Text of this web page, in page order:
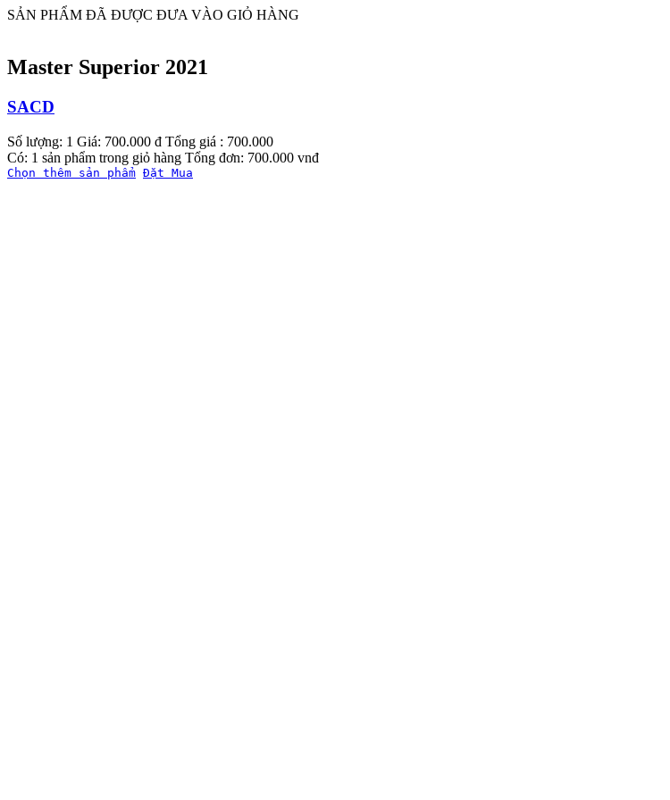
SẢN PHẨM ĐÃ ĐƯỢC ĐƯA VÀO GIỎ HÀNG
Master Superior 2021
SACD
Số lượng: 1 Giá: 700.000 đ Tổng giá : 700.000
Có: 1 sản phẩm trong giỏ hàng Tổng đơn: 700.000 vnđ
Chọn thêm sản phẩm Đặt Mua